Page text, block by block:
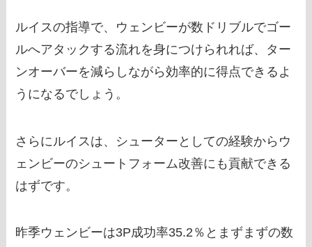
ルイスの指導で、ウェンビーが数ドリブルでゴー
ルへアタックする流れを身につけられれば、ター
ンオーバーを減らしながら効率的に得点できるよ
うになるでしょう。
さらにルイスは、シューターとしての経験からウ
ェンビーのシュートフォーム改善にも貢献できる
はずです。
昨季ウェンビーは3P成功率35.2％とまずまずの数